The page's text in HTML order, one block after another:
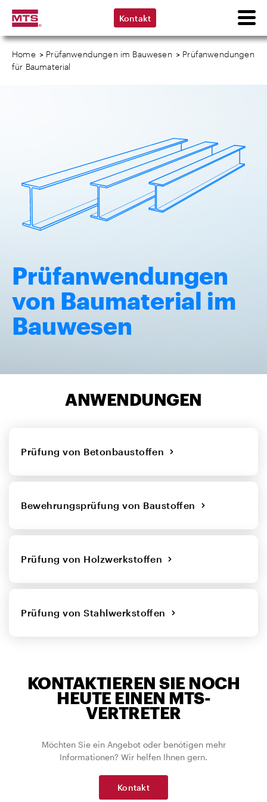
Kontakt
Home > Prüfanwendungen im Bauwesen > Prüfanwendungen
für Baumaterial
Prüfanwendungen
von Baumaterial im
Bauwesen
ANWENDUNGEN
Prüfung von Betonbaustoffen
Bewehrungsprüfung von Baustoffen
Prüfung von Holzwerkstoffen
Prüfung von Stahlwerkstoffen
KONTAKTIEREN SIE NOCH
HEUTE EINEN MTS-
VERTRETER
Möchten Sie ein Angebot oder benötigen mehr
Informationen? Wir helfen Ihnen gern.
Kontakt